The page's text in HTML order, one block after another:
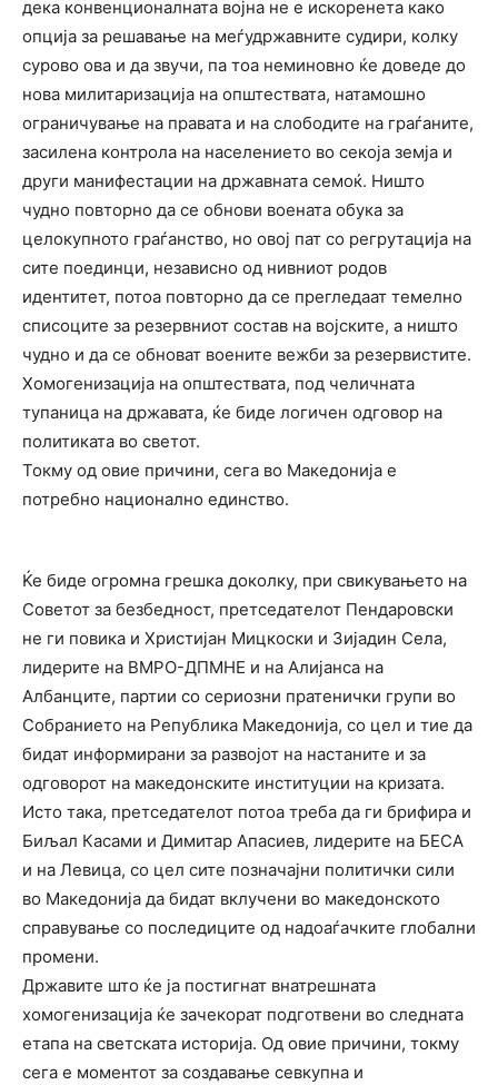
дека конвенционалната војна не е искоренета како
опција за решавање на меѓудржавните судири, колку
сурово ова и да звучи, па тоа неминовно ќе доведе до
нова милитаризација на општествата, натамошно
ограничување на правата и на слободите на граѓаните,
засилена контрола на населението во секоја земја и
други манифестации на државната семоќ. Ништо
чудно повторно да се обнови воената обука за
целокупното граѓанство, но овој пат со регрутација на
сите поединци, независно од нивниот родов
идентитет, потоа повторно да се прегледаат темелно
списоците за резервниот состав на војските, а ништо
чудно и да се обноват воените вежби за резервистите.
Хомогенизација на општествата, под челичната
тупаница на државата, ќе биде логичен одговор на
политиката во светот.
Токму од овие причини, сега во Македонија е
потребно национално единство.
Ќе биде огромна грешка доколку, при свикувањето на
Советот за безбедност, претседателот Пендаровски
не ги повика и Христијан Мицкоски и Зијадин Села,
лидерите на ВМРО-ДПМНЕ и на Алијанса на
Албанците, партии со сериозни пратенички групи во
Собранието на Република Македонија, со цел и тие да
бидат информирани за развојот на настаните и за
одговорот на македонските институции на кризата.
Исто така, претседателот потоа треба да ги брифира и
Биљал Касами и Димитар Апасиев, лидерите на БЕСА
и на Левица, со цел сите позначајни политички сили
во Македонија да бидат вклучени во македонското
справување со последиците од надоаѓачките глобални
промени.
Државите што ќе ја постигнат внатрешната
хомогенизација ќе зачекорат подготвени во следната
етапа на светската историја. Од овие причини, токму
сега е моментот за создавање севкупна и